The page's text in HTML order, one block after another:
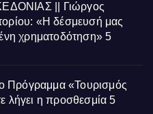
|| Γιώργος
«Η δέσμευσή μας
χρηματοδότηση» 5
Πρόγραμμα «Τουρισμός
λήγει η προσθεσμία 5